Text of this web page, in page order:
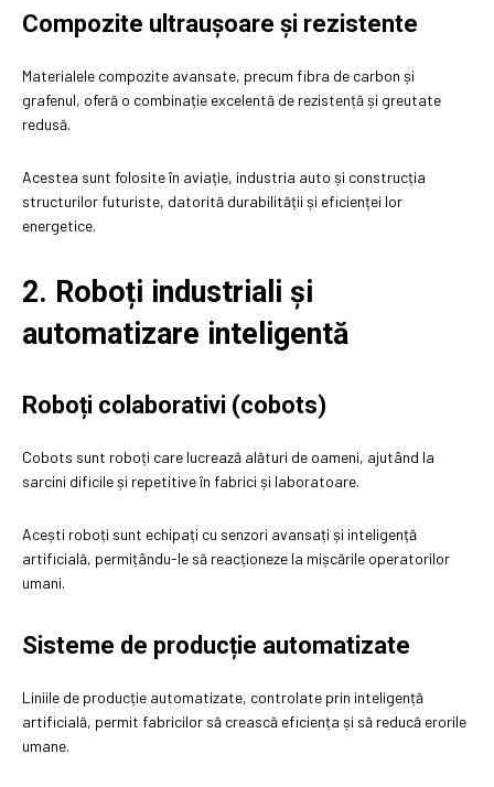
Compozite ultraușoare și rezistente
Materialele compozite avansate, precum fibra de carbon și
grafenul, oferă o combinație excelentă de rezistență și greutate
redusă.
Acestea sunt folosite în aviație, industria auto și construcția
structurilor futuriste, datorită durabilității și eficienței lor
energetice.
2. Roboți industriali și
automatizare inteligentă
Roboți colaborativi (cobots)
Cobots sunt roboți care lucrează alături de oameni, ajutând la
sarcini dificile și repetitive în fabrici și laboratoare.
Acești roboți sunt echipați cu senzori avansați și inteligență
artificială, permițându-le să reacționeze la mișcările operatorilor
umani.
Sisteme de producție automatizate
Liniile de producție automatizate, controlate prin inteligență
artificială, permit fabricilor să crească eficiența și să reducă erorile
umane.